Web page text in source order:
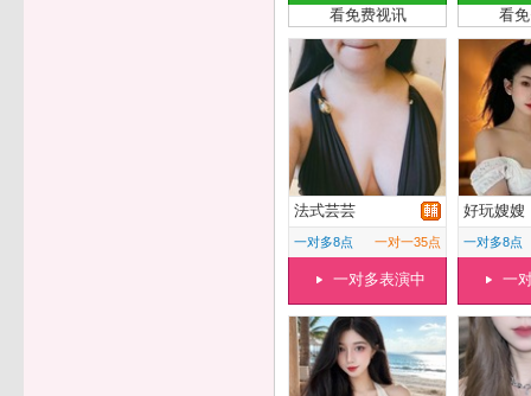
看免费视讯
看
法式芸芸
一对多8点 一对一35点
一对多表演中
好玩嫂嫂
一对多8点
一